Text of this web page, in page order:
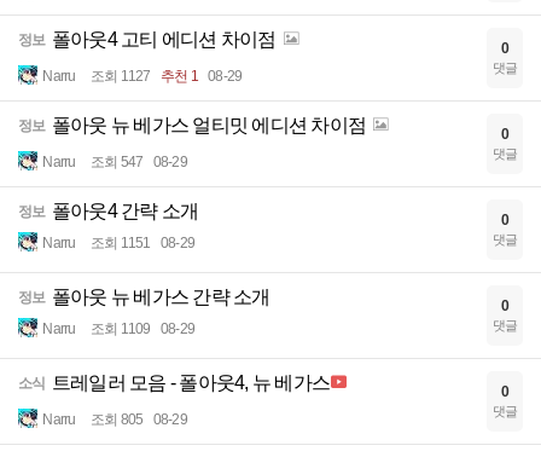
정보 폴아웃4 고티 에디션 차이점
Narru 조회 1127 추천 1 08-29
0
댓글
정보 폴아웃 뉴 베가스 얼티밋 에디션 차이점
Narru 조회 547 08-29
0
댓글
정보 폴아웃4 간략 소개
Narru 조회 1151 08-29
0
댓글
정보 폴아웃 뉴 베가스 간략 소개
Narru 조회 1109 08-29
0
댓글
소식 트레일러 모음 - 폴아웃4, 뉴 베가스
Narru 조회 805 08-29
0
댓글